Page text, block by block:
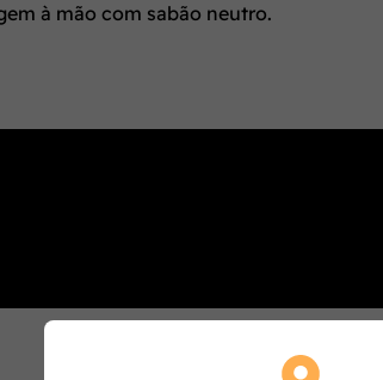
à mão com sabão neutro.